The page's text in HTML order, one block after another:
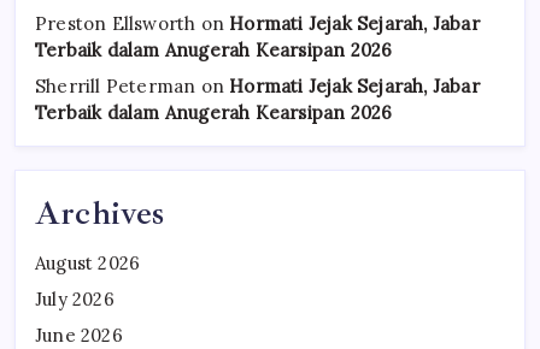
Preston Ellsworth on Hormati Jejak Sejarah, Jabar
Terbaik dalam Anugerah Kearsipan 2026
Sherrill Peterman on Hormati Jejak Sejarah, Jabar
Terbaik dalam Anugerah Kearsipan 2026
Archives
August 2026
July 2026
June 2026